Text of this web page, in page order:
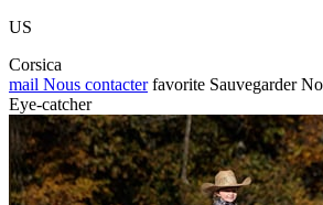
US
Corsica
mail Nous contacter favorite Sauvegarder
Eye-catcher